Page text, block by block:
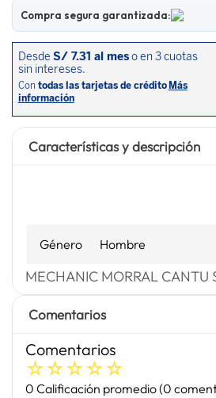
Compra segura garantizada:
Características y descripción
Género Hombre
MECHANIC MORRAL CANTU
Comentarios
Comentarios
☆☆☆☆☆
0 Calificación promedio(0